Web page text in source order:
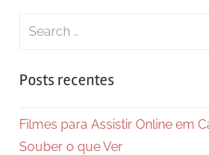
Search
Posts recentes
Filmes para Assistir Online em
Souber o que Ver